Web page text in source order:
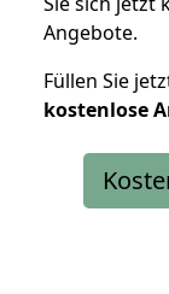
Angebote.
Füllen Sie
kostenlose